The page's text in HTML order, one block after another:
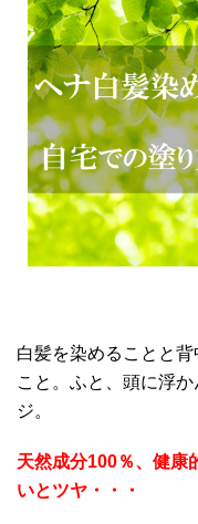
白髪を染めることと
こと。ふと、頭に浮
ジ。
天然成分100％、健康
いとツヤ・・・